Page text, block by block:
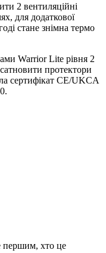
2 вентиляційні
для додаткової
стане знімна термо
Warrior Lite рівня 2
протектори
сертифікат CE/UKCA
першим, хто це